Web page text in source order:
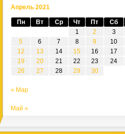
Апрель 2021
Пн Вт Ср Чт Пт Сб
1
2 3
5
6 7 8 9 10
12
13 14 15 16 17
19
20 21 22 23 24
26
27 28 29 30
« Мар
Май »